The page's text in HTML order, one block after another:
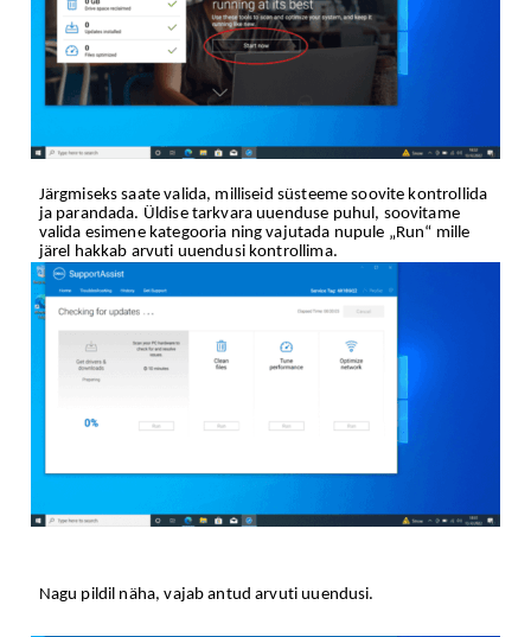
Järgmiseks saate valida, milliseid süsteeme soovite kontrollida
ja parandada. Üldise tarkvara uuenduse puhul, soovitame
valida esimene kategooria ning vajutada nupule „Run“ mille
järel hakkab arvuti uuendusi kontrollima.
Nagu pildil näha, vajab antud arvuti uuendusi.